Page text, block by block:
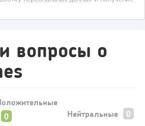
вопросы о
Нейтральные